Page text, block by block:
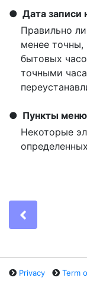
Дата записи
Правильно
менее
бытовых
точными
Пункты
Некоторые
Privacy Term